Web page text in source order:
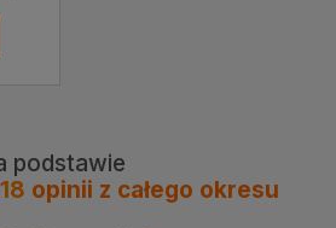
podstawie
opinii z całego okresu